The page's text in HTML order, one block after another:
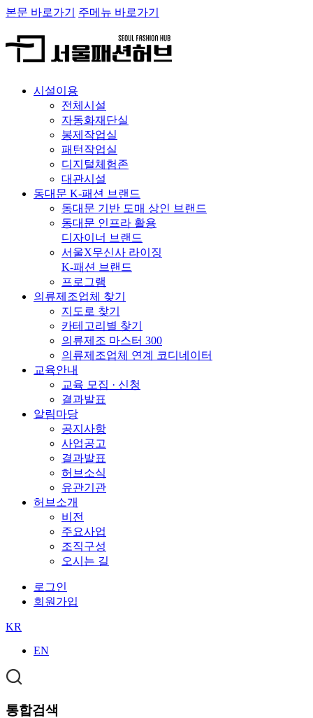
본문 바로가기 주메뉴 바로가기
시설이용
전체시설
자동화재단실
봉제작업실
패턴작업실
디지털체험존
대관시설
동대문 K-패션 브랜드
동대문 기반 도매 상인 브랜드
동대문 인프라 활용
디자이너 브랜드
서울X무신사 라이징
K-패션 브랜드
프로그램
의류제조업체 찾기
지도로 찾기
카테고리별 찾기
의류제조 마스터 300
의류제조업체 연계 코디네이터
교육안내
교육 모집 · 신청
결과발표
알림마당
공지사항
사업공고
결과발표
허브소식
유관기관
허브소개
비전
주요사업
조직구성
오시는 길
로그인
회원가입
KR
EN
통합검색